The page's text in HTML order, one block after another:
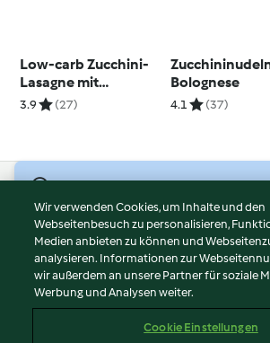
Low-carb Zucchini-
Lasagne mit
Hähnchen
3.9 (27)
Bolognese
4.1 (37)
Nutzungsbedingungen
Datenschutzrichtlinien
Disclaimer
Impressum
Wir verwenden Cookies, um Inhalte und den
Webseitenbesuch zu personalisieren,
Medien anbieten zu können und
analysieren. Informationen zur
wir außerdem an unsere Partner für soziale
Werbung und Analysen weiter.
Cookie Einstellungen